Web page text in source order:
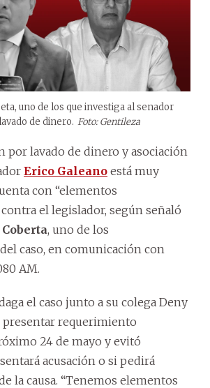
uno de los que investiga al senador
de dinero. Foto: Gentileza
por lavado de dinero y asociación
Erico Galeano está muy
con “elementos
el legislador, según señaló
, uno de los
caso, en comunicación con
AM.
el caso junto a su colega Deny
presentar requerimiento
24 de mayo y evitó
acusación o si pedirá
la causa. “Tenemos elementos